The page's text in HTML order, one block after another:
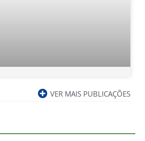
VER MAIS PUBLICAÇÕES